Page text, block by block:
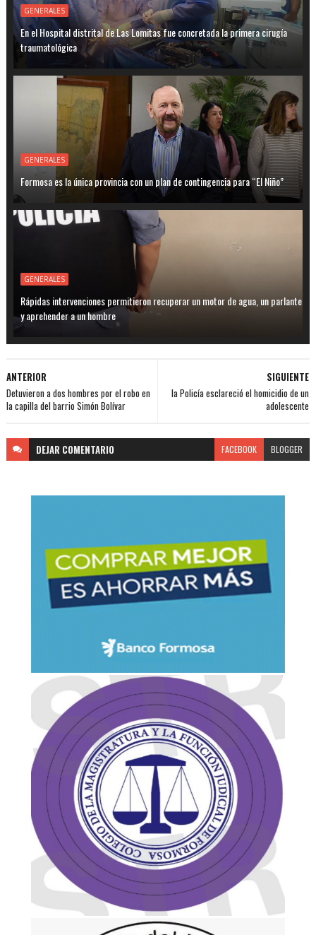
GENERALES
En el Hospital distrital de Las Lomitas fue concretada la primera cirugía
traumatológica
GENERALES
Formosa es la única provincia con un plan de contingencia para “El Niño”
GENERALES
Rápidas intervenciones permitieron recuperar un motor de agua, un parlante
y aprehender a un hombre
SIGUIENTE
la Policía esclareció el homicidio de un
adolescente
ANTERIOR
Detuvieron a dos hombres por el robo en
la capilla del barrio Simón Bolívar
DEJAR COMENTARIO FACEBOOK BLOGGER